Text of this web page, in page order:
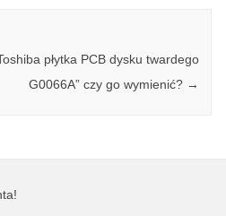
płytka PCB dysku twardego
G0066A” czy go wymienić? →